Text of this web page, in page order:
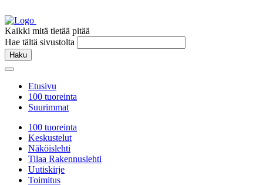
Kaikki mitä tietää pitää
Hae tältä sivustolta
Haku
Etusivu
100 tuoreinta
Suurimmat
100 tuoreinta
Keskustelut
Näköislehti
Tilaa Rakennuslehti
Uutiskirje
Toimitus